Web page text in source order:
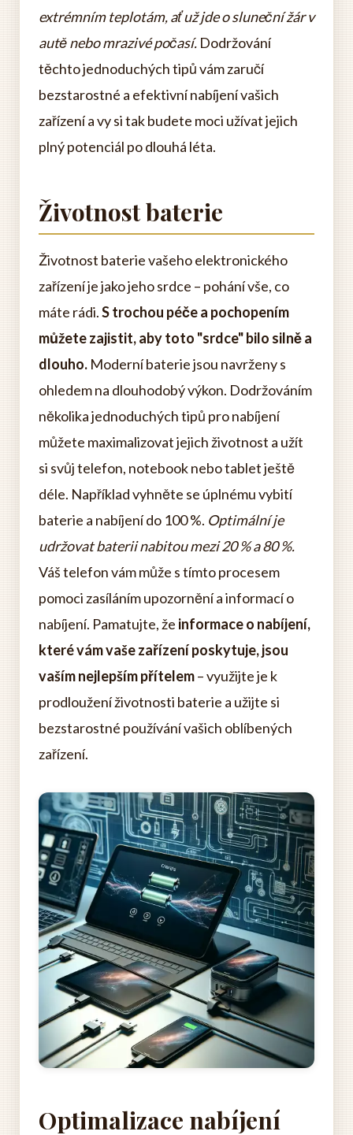
extrémním teplotám, ať už jde o sluneční žár v
autě nebo mrazivé počasí. Dodržování
těchto jednoduchých tipů vám zaručí
bezstarostné a efektivní nabíjení vašich
zařízení a vy si tak budete moci užívat jejich
plný potenciál po dlouhá léta.
Životnost baterie
Životnost baterie vašeho elektronického
zařízení je jako jeho srdce – pohání vše, co
máte rádi.S trochou péče a pochopením
můžete zajistit, aby toto "srdce" bilo silně a
dlouho. Moderní baterie jsou navrženy s
ohledem na dlouhodobý výkon. Dodržováním
několika jednoduchých tipů pro nabíjení
můžete maximalizovat jejich životnost a užít
si svůj telefon, notebook nebo tablet ještě
déle. Například vyhněte se úplnému vybití
baterie a nabíjení do 100 %. Optimální je
udržovat baterii nabitou mezi 20 % a 80 %.
Váš telefon vám může s tímto procesem
pomoci zasíláním upozornění a informací o
nabíjení. Pamatujte, že informace o nabíjení,
které vám vaše zařízení poskytuje, jsou
vaším nejlepším přítelem– využijte je k
prodloužení životnosti baterie a užijte si
bezstarostné používání vašich oblíbených
zařízení.
Optimalizace nabíjení